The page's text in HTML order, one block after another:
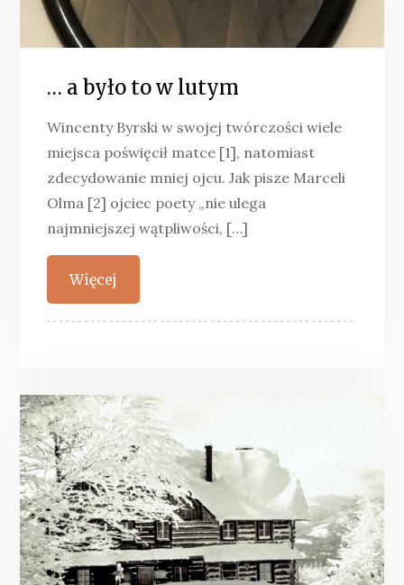
… a było to w lutym
Wincenty Byrski w swojej twórczości wiele
miejsca poświęcił matce [1], natomiast
zdecydowanie mniej ojcu. Jak pisze Marceli
Olma [2] ojciec poety „nie ulega
najmniejszej wątpliwości, […]
Więcej